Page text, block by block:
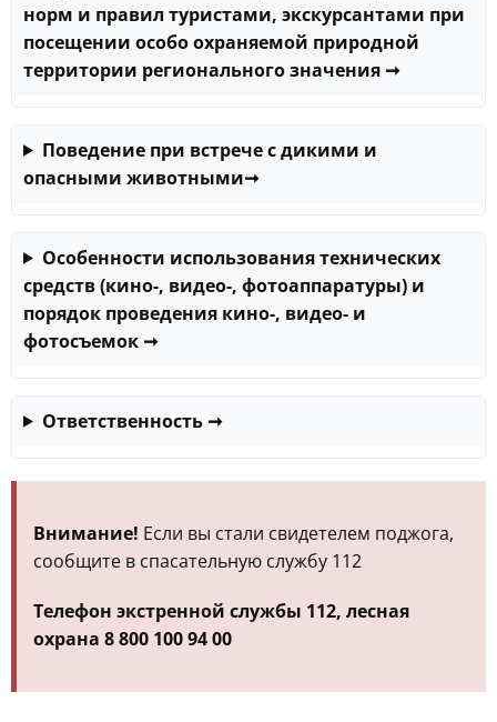
норм и правил туристами, экскурсантами при
посещении особо охраняемой природной
территории регионального значения ➞
Поведение при встрече с дикими и
опасными животными➞
Особенности использования технических
средств (кино-, видео-, фотоаппаратуры) и
порядок проведения кино-, видео- и
фотосъемок ➞
Ответственность➞
Внимание! Если вы стали свидетелем поджога,
сообщите в спасательную службу 112
Телефон экстренной службы 112, лесная
охрана 8 800 100 94 00